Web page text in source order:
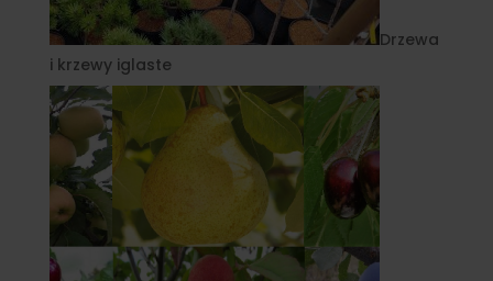
Drzewa
i krzewy iglaste